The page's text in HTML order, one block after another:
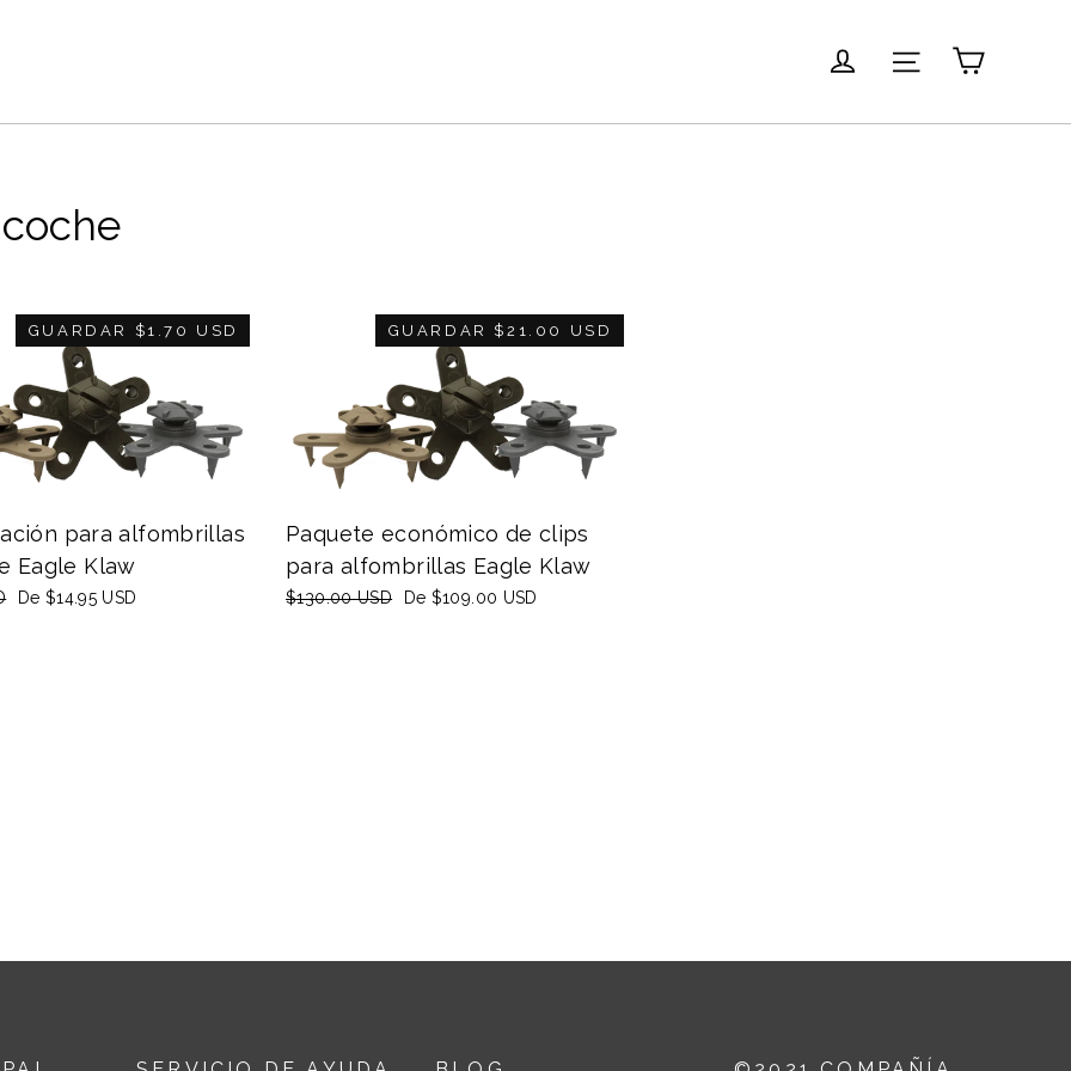
IngresarNavegación
GUARDAR $1.70 USD
para alfombrillas
Eagle Klaw
Precio
De $14.95 USD
GUARDAR $21.00 USD
Paquete económico de clips
para alfombrillas Eagle Klaw
Precio
$130.00 USD
Precio
De $109.00 USD